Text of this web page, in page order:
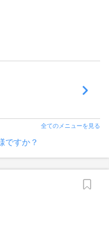
全てのメニューを見る
ですか？